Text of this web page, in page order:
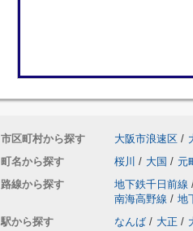
市区町村から探す 大阪市浪速区 /
町名から探す
桜川 / 大国 / 元
路線から探す
地下鉄千日前線
南海高野線 / 地
駅から探す
なんば / 大正 /